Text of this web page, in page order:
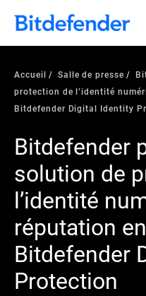
Accueil Salle de presse
protection de l’identité
Bitdefender Digital Identity
Bitdefender
solution de
l’identité
réputation
Bitdefender
Protection